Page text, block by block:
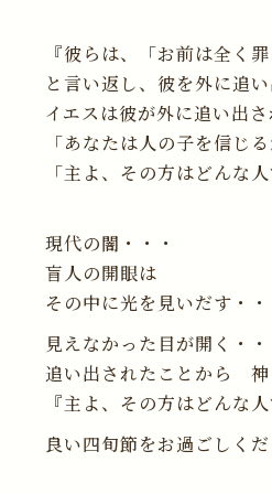
『彼らは、「お前は全く
と言い返し、彼を外に追
イエスは彼が外に追い出
「あなたは人の子を信じ
「主よ、その方はどんな
現代の闇・・・
盲人の開眼は
その中に光を見いだす・
見えなかった目が開く・
追い出されたことから
『主よ、その方はどんな
良い四旬節をお過ごしく